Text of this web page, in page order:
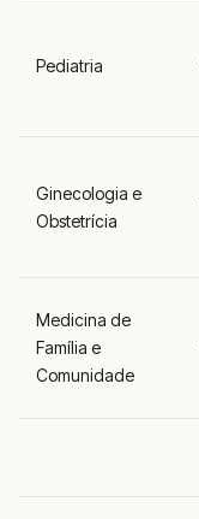
Pediatria
Ginecologia e
Obstetrícia
Medicina de
Família e
Comunidade